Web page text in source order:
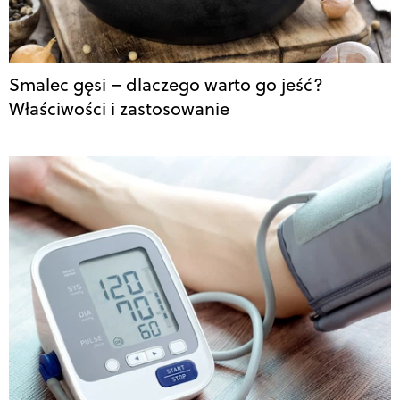
Smalec gęsi – dlaczego warto go jeść?
Właściwości i zastosowanie